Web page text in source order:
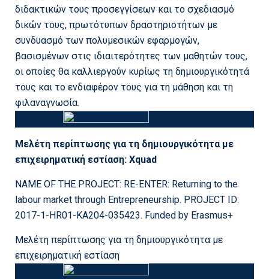
διδακτικών τους προσεγγίσεων και το σχεδιασμό
δικών τους, πρωτότυπων δραστηριοτήτων με
συνδυασμό των πολυμεσικών εφαρμογών,
βασισμένων στις ιδιαιτερότητες των μαθητών τους,
οι οποίες θα καλλιεργούν κυρίως τη δημιουργικότητά
τους και το ενδιαφέρον τους για τη μάθηση και τη
φιλαναγνωσία.
Μελέτη περίπτωσης για τη δημιουργικότητα με
επιχειρηματική εστίαση: Xquad
NAME OF THE PROJECT: RE-ENTER: Returning to the
labour market through Entrepreneurship. PROJECT ID:
2017-1-HR01-KA204-035423. Funded by Erasmus+
Μελέτη περίπτωσης για τη δημιουργικότητα με
επιχειρηματική εστίαση